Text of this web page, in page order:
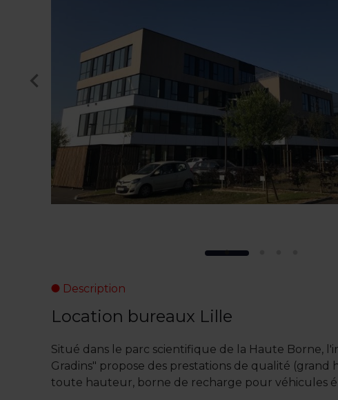
Description
Location bureaux Lille
Situé dans le parc scientifique de la Haute Borne,
Gradins" propose des prestations de qualité (grand
toute hauteur, borne de recharge pour véhicules